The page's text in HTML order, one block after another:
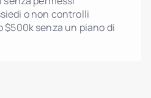
o non controlli
$500k senza un piano di